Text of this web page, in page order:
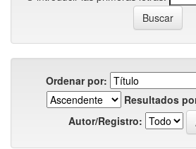
Ordenar por:
Resultados
Autor/Registro: